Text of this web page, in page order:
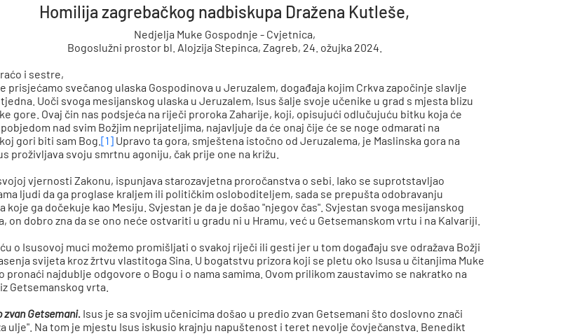
Homilija zagrebačkog nadbiskupa Dražena Kutleše,
Nedjelja Muke Gospodnje - Cvjetnica,
Bogoslužni prostor bl. Alojzija Stepinca, Zagreb, 24. ožujka 2024.
i sestre,
prisjećamo svečanog ulaska Gospodinova u Jeruzalem, događaja kojim Crkva započinje slavlje
Uoči svoga mesijanskog ulaska u Jeruzalem, Isus šalje svoje učenike u grad s mjesta blizu
gore. Ovaj čin nas podsjeća na riječi proroka Zaharije, koji, opisujući odlučujuću bitku koja će
nad svim Božjim neprijateljima, najavljuje da će onaj čije će se noge odmarati na
gori biti sam Bog.[1] Upravo ta gora, smještena istočno od Jeruzalema, je Maslinska gora na
proživljava svoju smrtnu agoniju, čak prije one na križu.
vjernosti Zakonu, ispunjava starozavjetna proročanstva o sebi. Iako se suprotstavljao
ljudi da ga proglase kraljem ili političkim osloboditeljem, sada se prepušta odobravanju
koje ga dočekuje kao Mesiju. Svjestan je da je došao "njegov čas". Svjestan svoga mesijanskog
on dobro zna da se ono neće ostvariti u gradu ni u Hramu, već u Getsemanskom vrtu i na Kalvariji.
o Isusovoj muci možemo promišljati o svakoj riječi ili gesti jer u tom događaju sve odražava Božji
svijeta kroz žrtvu vlastitoga Sina. U bogatstvu prizora koji se pletu oko Isusa u čitanjima Muke
pronaći najdublje odgovore o Bogu i o nama samima. Ovom prilikom zaustavimo se nakratko na
Getsemanskog vrta.
zvan Getsemani. Isus je sa svojim učenicima došao u predio zvan Getsemani što doslovno znači
ulje". Na tom je mjestu Isus iskusio krajnju napuštenost i teret nevolje čovječanstva. Benedikt